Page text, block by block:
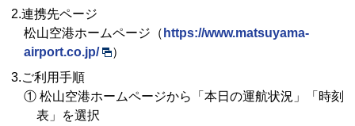
2.連携先ページ
松山空港ホームページ（ https://www.matsuyama-
airport.co.jp/
）
3.ご利用手順
① 松山空港ホームページから「本日の運航状況」「時刻
表」を選択